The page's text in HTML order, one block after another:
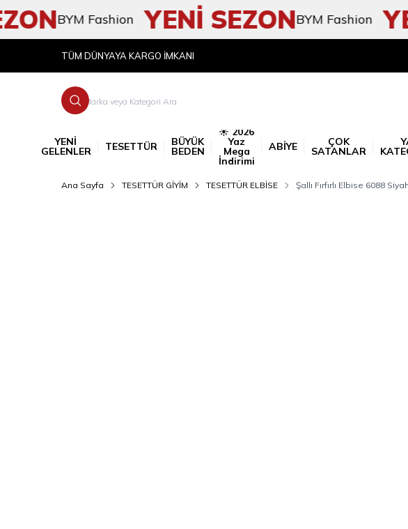
BYM Fashion YENİ SEZONBYM Fashion
TÜM DÜNYAYA KARGO İMKANI
YENİ
GELENLER TESETTÜR BÜYÜK
BEDEN
☀️ 2026
Yaz
Mega
İndirimi
ABİYE ÇOK
SATANLAR
Ana Sayfa TESETTÜR GİYİM TESETTÜR ELBİSE Şallı Fırfırlı Elbise 6088 Siyah